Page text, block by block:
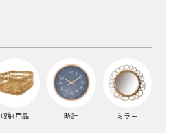
収納用品 時計 ミラー